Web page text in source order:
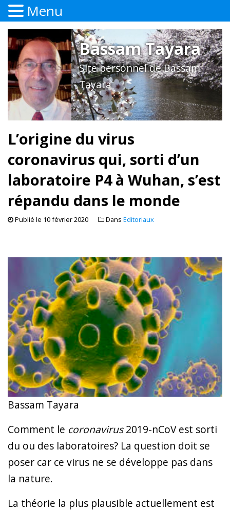
Bassam Tayara
Site personnel de Bassam
Tayara
L’origine du virus
coronavirus qui, sorti d’un
laboratoire P4 à Wuhan, s’est
répandu dans le monde
Publié le 10 février 2020 Dans Editoriaux
Bassam Tayara
Comment le coronavirus2019-nCoV est sorti
du ou des laboratoires? La question doit se
poser car ce virus ne se développe pas dans
la nature.
La théorie la plus plausible actuellement est
Menu